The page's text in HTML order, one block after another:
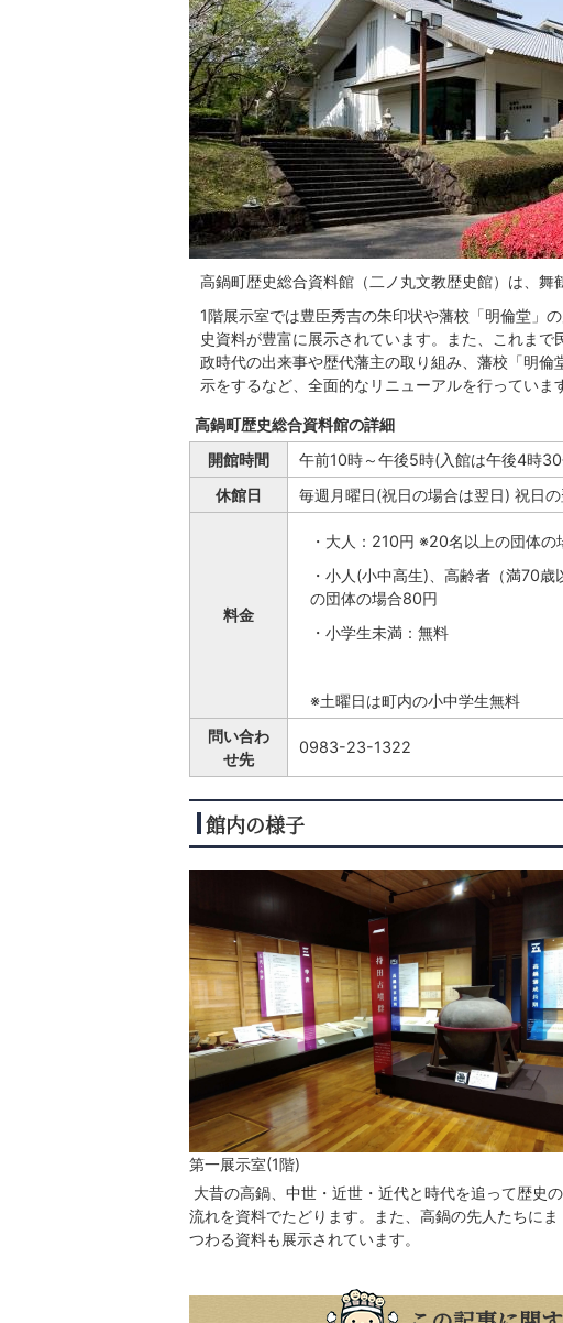
高鍋町歴史総合資料館（二ノ丸文教歴史館）は、舞
1階展示室では豊臣秀吉の朱印状や藩校「明倫堂」
史資料が豊富に展示されています。また、これま
政時代の出来事や歴代藩主の取り組み、藩校「明
示をするなど、全面的なリニューアルを行っていま
高鍋町歴史総合資料館の詳細
開館時間
午前10時～午後5時(入館は午後4時
休館日
毎週月曜日(祝日の場合は翌日) 祝日
料金
・大人：210円 ※20名以上の団体の
・小人(小中高生)、高齢者（満70
の団体の場合80円
・小学生未満：無料
※土曜日は町内の小中学生無料
問い合わ
せ先
0983-23-1322
館内の様子
第一展示室(1階)
大昔の高鍋、中世・近世・近代と時代を追って歴史の
流れを資料でたどります。また、高鍋の先人たちにま
つわる資料も展示されています。